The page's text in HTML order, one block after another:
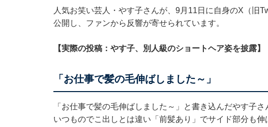
人気お笑い芸人・やす子さんが、9月11日に自身のX（旧
公開し、ファンから反響が寄せられています。
【実際の投稿：やす子、別人級のショートヘア姿を披露】
「お仕事で髪の毛伸ばしました～」
「お仕事で髪の毛伸ばしました～」と書き込んだやす子
いつものでこ出しとは違い「前髪あり」でサイド部分も